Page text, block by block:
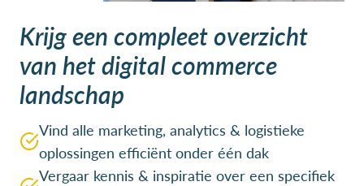
Krijg een compleet overzicht
van het digital commerce
landschap
Vind alle marketing, analytics & logistieke
oplossingen efficiënt onder één dak
Vergaar kennis & inspiratie over een specifiek